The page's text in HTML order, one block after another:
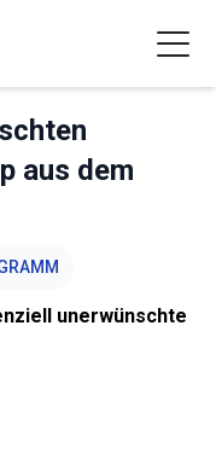
aus dem
unerwünschte